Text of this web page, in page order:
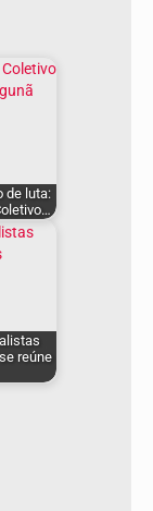
de luta:
reúne